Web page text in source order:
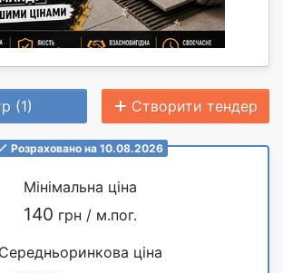
(1) Створити тендер
Розраховано на 10.08.2026
Мінімальна ціна
140 грн / м.пог.
Середньоринкова ціна